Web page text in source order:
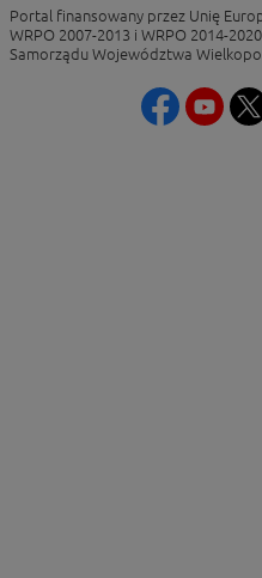
Portal finansowany przez Unię
WRPO 2007-2013 i WRPO 2014-
Samorządu Województwa